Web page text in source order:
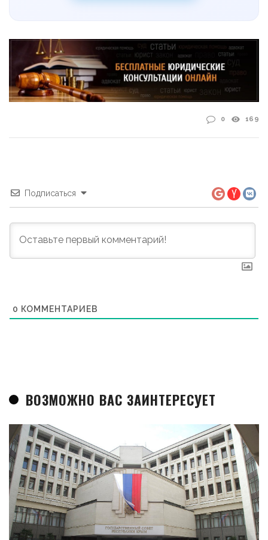
0 169
Подписаться
0 КОММЕНТАРИЕВ
ВОЗМОЖНО ВАС ЗАИНТЕРЕСУЕТ